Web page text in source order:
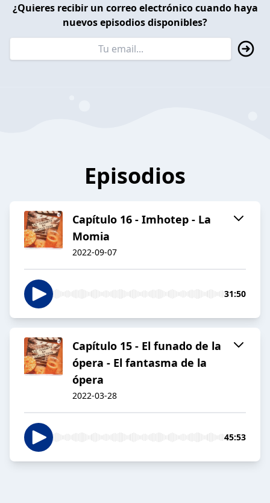
¿Quieres recibir un correo electrónico cuando haya
nuevos episodios disponibles?
Episodios
Capítulo 16 - Imhotep - La
Momia
2022-09-07
31:50
Capítulo 15 - El funado de la
ópera - El fantasma de la
ópera
2022-03-28
45:53